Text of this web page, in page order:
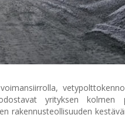
yrityksen kolmen
rakennusteollisuuden